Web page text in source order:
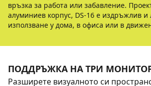
връзка за работа или забавление.
алуминиев корпус, DS-16 е издръжлив и
използване у дома, в офиса или в
ПОДДРЪЖКА НА ТРИ
Разширете визуалното си